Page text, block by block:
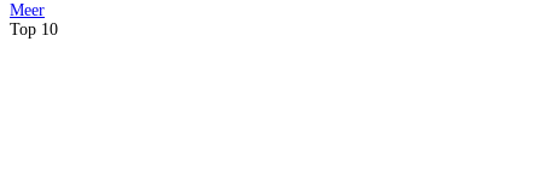
Meer
Top 10